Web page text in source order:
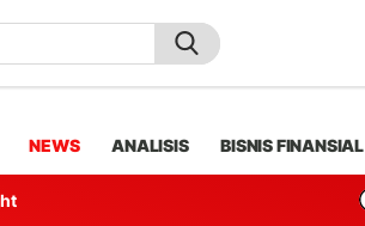
NEWS ANALISIS BISNIS FINANSIAL